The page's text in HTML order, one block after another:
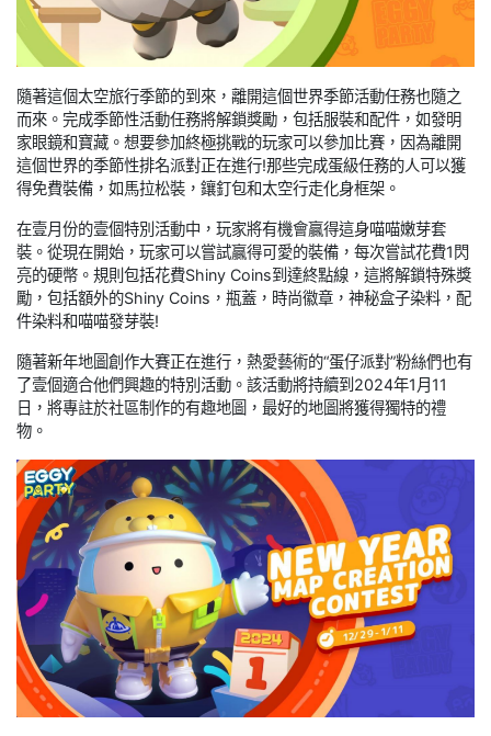
隨著這個太空旅行季節的到來，離開這個世界季節活動任務也隨之
而來。完成季節性活動任務將解鎖獎勵，包括服裝和配件，如發明
家眼鏡和寶藏。想要參加終極挑戰的玩家可以參加比賽，因為離開
這個世界的季節性排名派對正在進行!那些完成蛋級任務的人可以獲
得免費裝備，如馬拉松裝，鑲釘包和太空行走化身框架。
在壹月份的壹個特別活動中，玩家將有機會贏得這身喵喵嫩芽套
裝。從現在開始，玩家可以嘗試贏得可愛的裝備，每次嘗試花費1閃
亮的硬幣。規則包括花費Shiny Coins到達終點線，這將解鎖特殊獎
勵，包括額外的Shiny Coins，瓶蓋，時尚徽章，神秘盒子染料，配
件染料和喵喵發芽裝!
隨著新年地圖創作大賽正在進行，熱愛藝術的“蛋仔派對”粉絲們也有
了壹個適合他們興趣的特別活動。該活動將持續到2024年1月11
日，將專註於社區制作的有趣地圖，最好的地圖將獲得獨特的禮
物。